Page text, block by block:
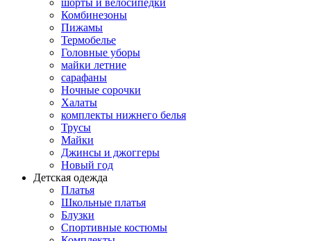
шорты и велосипедки
Комбинезоны
Пижамы
Термобелье
Головные уборы
майки летние
сарафаны
Ночные сорочки
Халаты
комплекты нижнего белья
Трусы
Майки
Джинсы и джоггеры
Новый год
Детская одежда
Платья
Школьные платья
Блузки
Спортивные костюмы